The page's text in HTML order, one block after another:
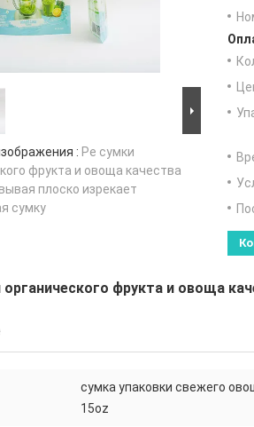
: Pe сумки
фрукта и овоща качества
плоско изрекает
сумку
органического фрукта и овоща
сумка упаковки свежего
15oz